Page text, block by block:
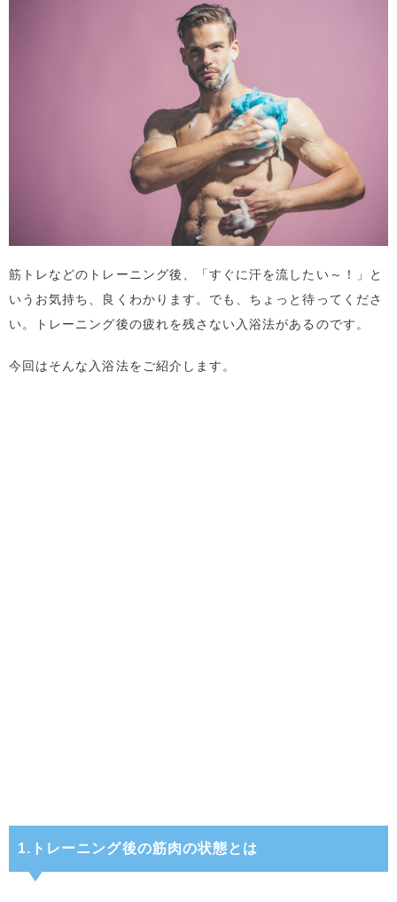
筋トレなどのトレーニング後、「すぐに汗を流したい～！」と
いうお気持ち、良くわかります。でも、ちょっと待ってくださ
い。トレーニング後の疲れを残さない入浴法があるのです。
今回はそんな入浴法をご紹介します。
1.トレーニング後の筋肉の状態とは